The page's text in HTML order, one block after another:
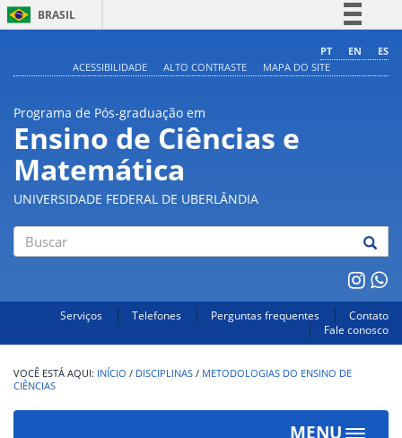
BRASIL
Comunica BR
Acesso à informação
Legislação
PT EN
ES
ACESSIBILIDADE
ALTO CONTRASTE MAPA DO SITE
Programa de Pós-graduação em
Ensino de Ciências e
Matemática
UNIVERSIDADE FEDERAL DE UBERLÂNDIA
Serviços Telefones Perguntas frequentes
Contato
Fale conosco
INÍCIO / DISCIPLINAS / METODOLOGIAS DO ENSINO DE
CIÊNCIAS
MENU